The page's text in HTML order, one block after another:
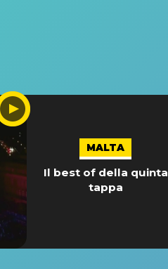
MALTA
Il best of della quinta
tappa